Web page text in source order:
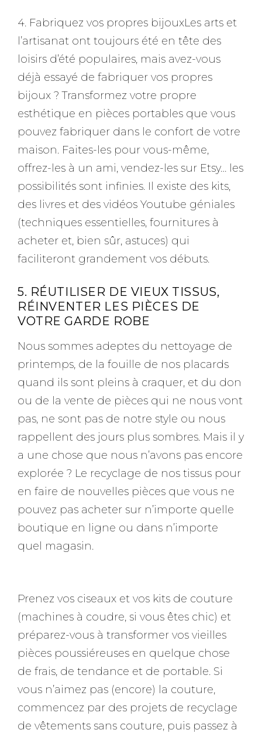
4. Fabriquez vos propres bijouxLes arts et
l’artisanat ont toujours été en tête des
loisirs d’été populaires, mais avez-vous
déjà essayé de fabriquer vos propres
bijoux ? Transformez votre propre
esthétique en pièces portables que vous
pouvez fabriquer dans le confort de votre
maison. Faites-les pour vous-même,
offrez-les à un ami, vendez-les sur Etsy… les
possibilités sont infinies. Il existe des kits,
des livres et des vidéos Youtube géniales
(techniques essentielles, fournitures à
acheter et, bien sûr, astuces) qui
faciliteront grandement vos débuts.
5. RÉUTILISER DE VIEUX TISSUS,
RÉINVENTER LES PIÈCES DE
VOTRE GARDE ROBE
Nous sommes adeptes du nettoyage de
printemps, de la fouille de nos placards
quand ils sont pleins à craquer, et du don
ou de la vente de pièces qui ne nous vont
pas, ne sont pas de notre style ou nous
rappellent des jours plus sombres. Mais il y
a une chose que nous n’avons pas encore
explorée ? Le recyclage de nos tissus pour
en faire de nouvelles pièces que vous ne
pouvez pas acheter sur n’importe quelle
boutique en ligne ou dans n’importe
quel magasin.
Prenez vos ciseaux et vos kits de couture
(machines à coudre, si vous êtes chic) et
préparez-vous à transformer vos vieilles
pièces poussiéreuses en quelque chose
de frais, de tendance et de portable. Si
vous n’aimez pas (encore) la couture,
commencez par des projets de recyclage
de vêtements sans couture, puis passez à